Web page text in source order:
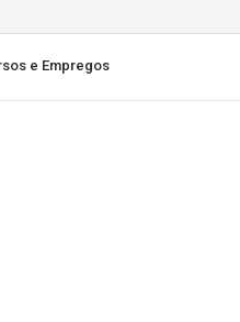
e Empregos